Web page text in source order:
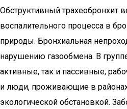
Обструктивный трахеобронхит
воспалительного процесса в
природы. Бронхиальная
нарушению газообмена. В
активные, так и пассивные,
и люди, проживающие в районах
экологической обстановкой.